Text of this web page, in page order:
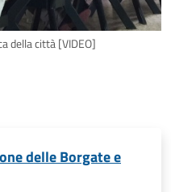
della città [VIDEO]
delle Borgate e